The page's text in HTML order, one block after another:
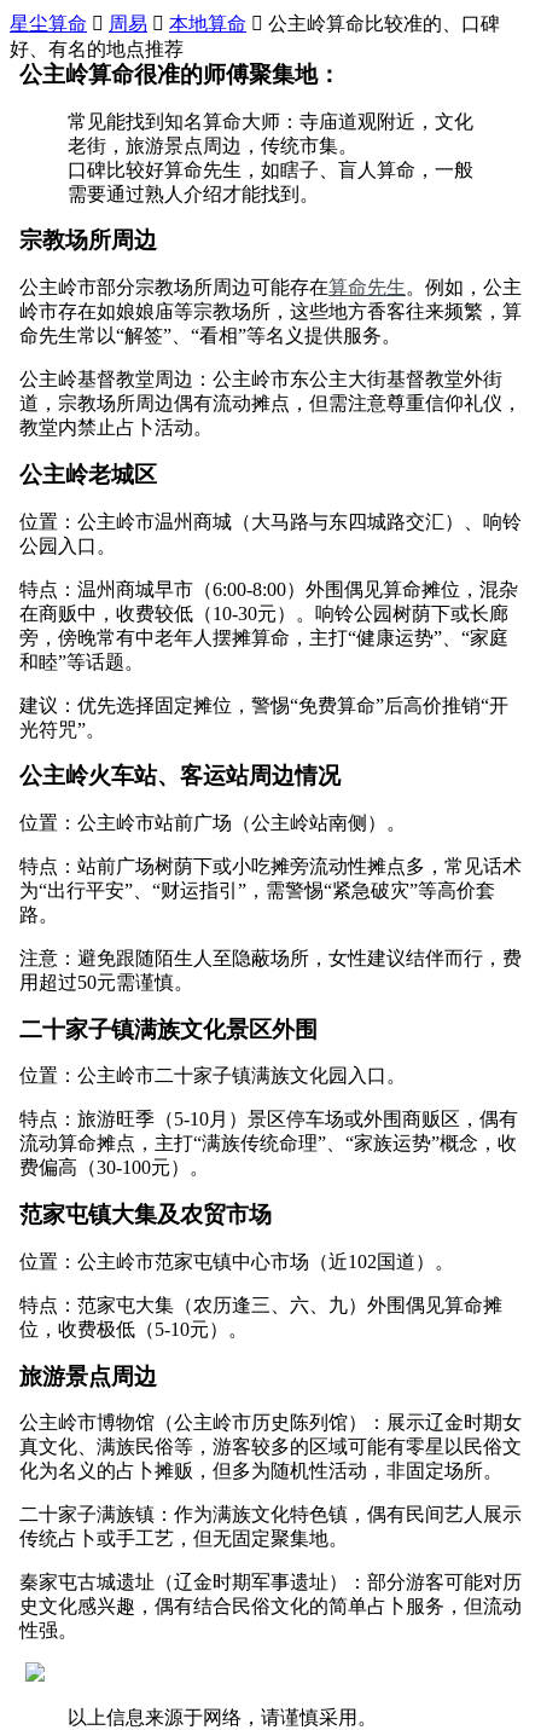
星尘算命  周易  本地算命  公主岭算命比较准的、口碑
好、有名的地点推荐
公主岭算命很准的师傅聚集地：
常见能找到知名算命大师：寺庙道观附近，文化
老街，旅游景点周边，传统市集。
口碑比较好算命先生，如瞎子、盲人算命，一般
需要通过熟人介绍才能找到。
宗教场所周边
公主岭市部分宗教场所周边可能存在算命先生。例如，公主
岭市存在如娘娘庙等宗教场所，这些地方香客往来频繁，算
命先生常以“解签”、“看相”等名义提供服务。
公主岭基督教堂周边：公主岭市东公主大街基督教堂外街
道，宗教场所周边偶有流动摊点，但需注意尊重信仰礼仪，
教堂内禁止占卜活动。
公主岭老城区
位置：公主岭市温州商城（大马路与东四城路交汇）、响铃
公园入口。
特点：温州商城早市（6:00-8:00）外围偶见算命摊位，混杂
在商贩中，收费较低（10-30元）。响铃公园树荫下或长廊
旁，傍晚常有中老年人摆摊算命，主打“健康运势”、“家庭
和睦”等话题。
建议：优先选择固定摊位，警惕“免费算命”后高价推销“开
光符咒”。
公主岭火车站、客运站周边情况
位置：公主岭市站前广场（公主岭站南侧）。
特点：站前广场树荫下或小吃摊旁流动性摊点多，常见话术
为“出行平安”、“财运指引”，需警惕“紧急破灾”等高价套
路。
注意：避免跟随陌生人至隐蔽场所，女性建议结伴而行，费
用超过50元需谨慎。
二十家子镇满族文化景区外围
位置：公主岭市二十家子镇满族文化园入口。
特点：旅游旺季（5-10月）景区停车场或外围商贩区，偶有
流动算命摊点，主打“满族传统命理”、“家族运势”概念，收
费偏高（30-100元）。
范家屯镇大集及农贸市场
位置：公主岭市范家屯镇中心市场（近102国道）。
特点：范家屯大集（农历逢三、六、九）外围偶见算命摊
位，收费极低（5-10元）。
旅游景点周边
公主岭市博物馆（公主岭市历史陈列馆）：展示辽金时期女
真文化、满族民俗等，游客较多的区域可能有零星以民俗文
化为名义的占卜摊贩，但多为随机性活动，非固定场所。
二十家子满族镇：作为满族文化特色镇，偶有民间艺人展示
传统占卜或手工艺，但无固定聚集地。
秦家屯古城遗址（辽金时期军事遗址）：部分游客可能对历
史文化感兴趣，偶有结合民俗文化的简单占卜服务，但流动
性强。
以上信息来源于网络，请谨慎采用。